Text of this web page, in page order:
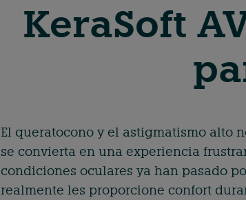
KeraSoft
El queratocono y el astigmatismo alto
se convierta en una experiencia
condiciones oculares ya han pasado
realmente les proporcione confort